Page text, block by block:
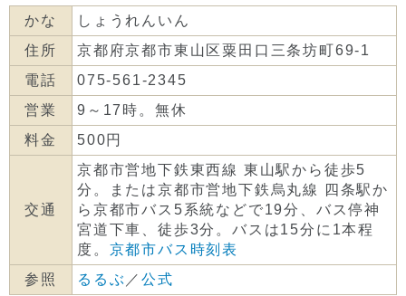
かな
しょうれんいん
住所
京都府京都市東山区粟田口三条坊町69-1
電話
075-561-2345
営業
9～17時。無休
料金
500円
交通
京都市営地下鉄東西線 東山駅から徒歩5
分。または京都市営地下鉄烏丸線 四条駅か
ら京都市バス5系統などで19分、バス停神
宮道下車、徒歩3分。バスは15分に1本程
度。 京都市バス時刻表
参照
るるぶ ／公式